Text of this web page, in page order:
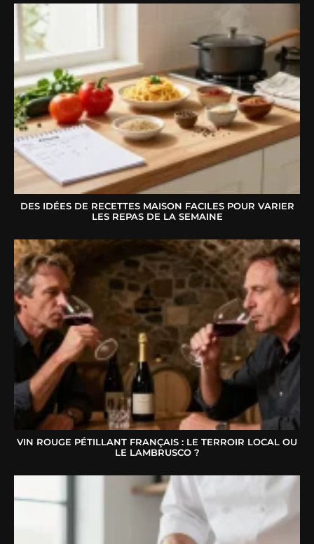
DES IDÉES DE RECETTES MAISON FACILES POUR VARIER
LES REPAS DE LA SEMAINE
VIN ROUGE PÉTILLANT FRANÇAIS : LE TERROIR LOCAL OU
LE LAMBRUSCO ?